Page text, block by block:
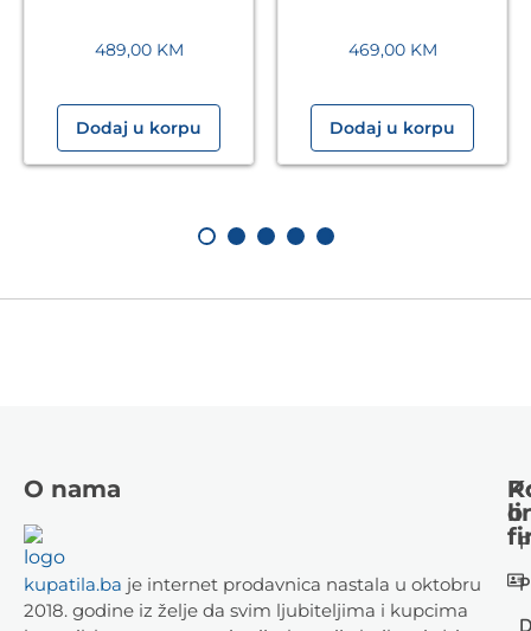
489,00 KM
Dodaj u korpu
469,00 KM
Dodaj u korpu
O nama
kupatila.ba je internet prodavnica nastala u oktobru
2018. godine iz želje da svim ljubiteljima i kupcima
o